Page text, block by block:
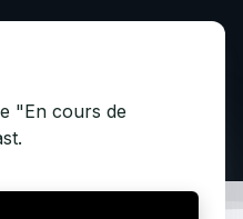
"En cours de